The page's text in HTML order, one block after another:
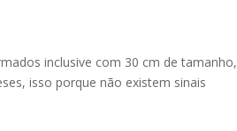
inclusive com 30 cm de tamanho,
isso porque não existem sinais